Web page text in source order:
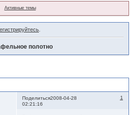
Активные темы
.
полотно
Поделиться 1
2008-04-28
02:21:16